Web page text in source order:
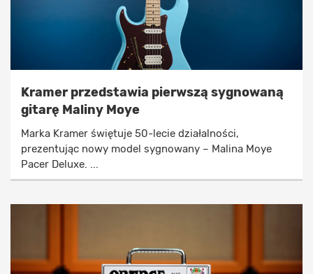
Kramer przedstawia pierwszą sygnowaną
gitarę Maliny Moye
Marka Kramer świętuje 50-lecie działalności,
prezentując nowy model sygnowany – Malina Moye
Pacer Deluxe. ...